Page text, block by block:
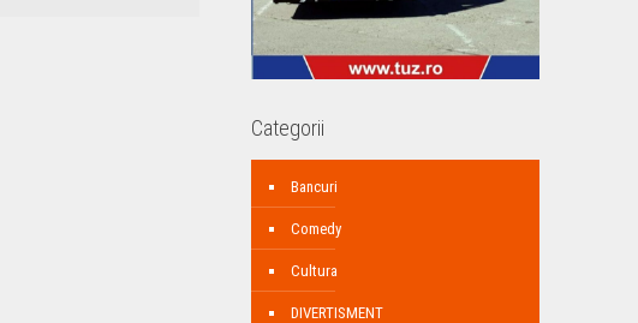
Categorii
Bancuri
Comedy
Cultura
DIVERTISMENT